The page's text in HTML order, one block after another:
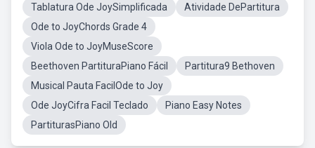
Tablatura Ode JoySimplificada
Atividade DePartitura
Ode to JoyChords Grade 4
Viola Ode to JoyMuseScore
Beethoven PartituraPiano Fácil
Partitura9 Bethoven
Musical Pauta FacilOde to Joy
Ode JoyCifra Facil Teclado
Piano Easy Notes
PartiturasPiano Old